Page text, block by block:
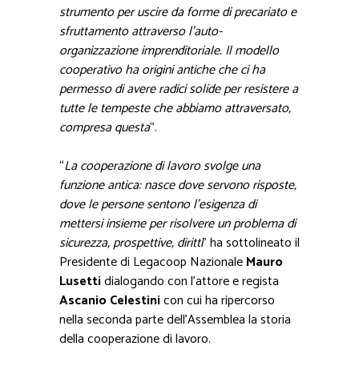
strumento per uscire da forme di precariato e
sfruttamento attraverso l’auto-
organizzazione imprenditoriale. Il modello
cooperativo ha origini antiche che ci ha
permesso di avere radici solide per resistere a
tutte le tempeste che abbiamo attraversato,
compresa questa“.
“La cooperazione di lavoro svolge una
funzione antica: nasce dove servono risposte,
dove le persone sentono l’esigenza di
mettersi insieme per risolvere un problema di
sicurezza, prospettive, diritti” ha sottolineato il
Presidente di Legacoop NazionaleMauro
Lusettidialogando con l’attore e regista
Ascanio Celestinicon cui ha ripercorso
nella seconda parte dell’Assemblea la storia
della cooperazione di lavoro.